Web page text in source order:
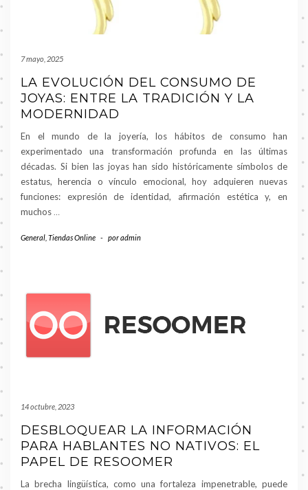
7 mayo, 2025
LA EVOLUCIÓN DEL CONSUMO DE
JOYAS: ENTRE LA TRADICIÓN Y LA
MODERNIDAD
En el mundo de la joyería, los hábitos de consumo han
experimentado una transformación profunda en las últimas
décadas. Si bien las joyas han sido históricamente símbolos de
estatus, herencia o vínculo emocional, hoy adquieren nuevas
funciones: expresión de identidad, afirmación estética y, en
muchos…
General Tiendas Online - poradmin
14 octubre, 2023
DESBLOQUEAR LA INFORMACIÓN
PARA HABLANTES NO NATIVOS: EL
PAPEL DE RESOOMER
La brecha lingüística, como una fortaleza impenetrable, puede